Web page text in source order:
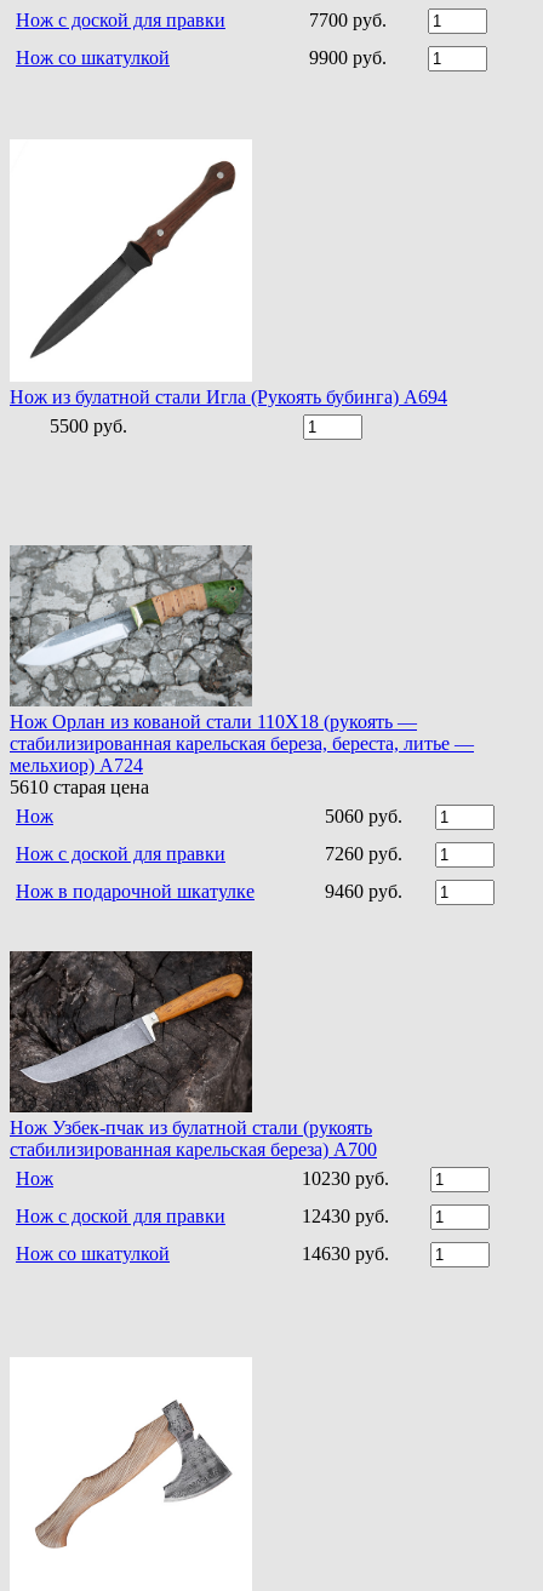
Нож с доской для правки
7700 руб.
Нож со шкатулкой
9900 руб.
Нож из булатной стали Игла (Рукоять бубинга) A694
5500 руб.
Нож Орлан из кованой стали 110Х18 (рукоять —
стабилизированная карельская береза, береста, литье —
мельхиор) A724
5610 старая цена
Нож
5060 руб.
Нож с доской для правки
7260 руб.
Нож в подарочной шкатулке
9460 руб.
Нож Узбек-пчак из булатной стали (рукоять
стабилизированная карельская береза) A700
Нож
10230 руб.
Нож с доской для правки
12430 руб.
Нож со шкатулкой
14630 руб.